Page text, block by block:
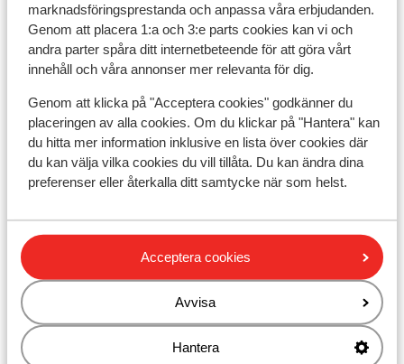
marknadsföringsprestanda och anpassa våra erbjudanden.
Genom att placera 1:a och 3:e parts cookies kan vi och
andra parter spåra ditt internetbeteende för att göra vårt
innehåll och våra annonser mer relevanta för dig.
Genom att klicka på "Acceptera cookies" godkänner du
placeringen av alla cookies. Om du klickar på "Hantera" kan
du hitta mer information inklusive en lista över cookies där
du kan välja vilka cookies du vill tillåta. Du kan ändra dina
preferenser eller återkalla ditt samtycke när som helst.
Acceptera cookies
Avvisa
Hantera
Apart Emma
Lägenheter Höllwarth
Hotel Crystal
Mauracher Apartments
Hotel Malerhaus
Zillertaler Suites
Chalet Villa Laura